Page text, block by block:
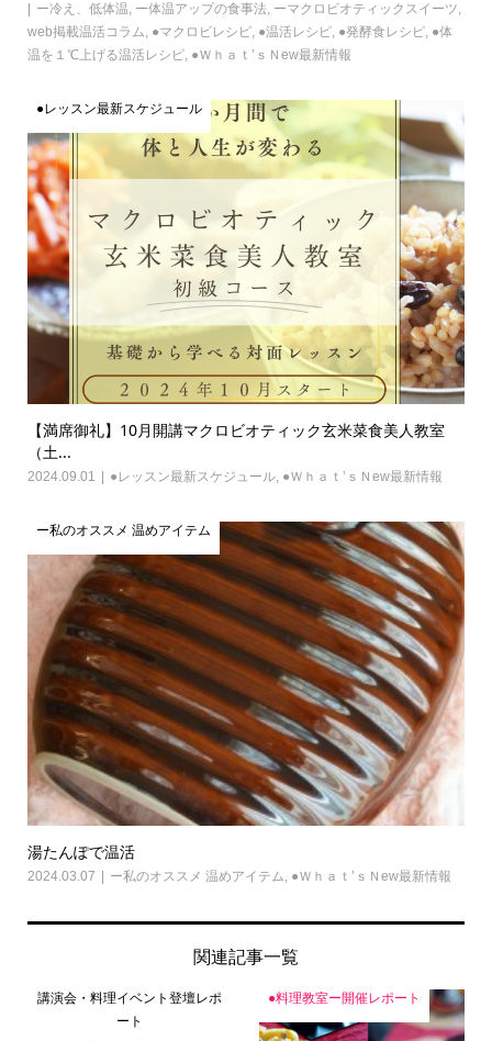
ー冷え、低体温, ー体温アップの食事法, ーマクロビオティックスイーツ,
web掲載温活コラム, ●マクロビレシピ, ●温活レシピ, ●発酵食レシピ, ●体
温を１℃上げる温活レシピ, ●Ｗｈａｔ’ｓＮew最新情報
●レッスン最新スケジュール
【満席御礼】10月開講マクロビオティック玄米菜食美人教室
（土...
2024.09.01 ●レッスン最新スケジュール, ●Ｗｈａｔ’ｓＮew最新情報
ー私のオススメ 温めアイテム
湯たんぽで温活
2024.03.07 ー私のオススメ 温めアイテム ●Ｗｈａｔ’ｓＮew最新情報
関連記事一覧
講演会・料理イベント登壇レポ
ート
●料理教室ー開催レポート